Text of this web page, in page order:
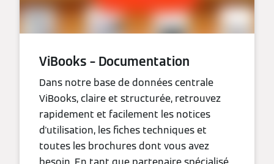
ViBooks – Documentation
Dans notre base de données centrale
ViBooks, claire et structurée, retrouvez
rapidement et facilement les notices
d'utilisation, les fiches techniques et
toutes les brochures dont vous avez